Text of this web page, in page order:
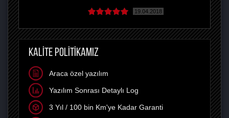
19.04.2018
KALİTE POLİTİKAMIZ
Araca özel yazılım
Yazılım Sonrası Detaylı Log
3 Yıl / 100 bin Km'ye Kadar Garanti